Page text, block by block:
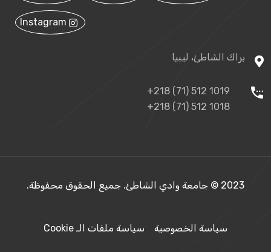
براك الشاطئ، ليبيا
+218 (71) 512 1019
+218 (71) 512 1018
2023 © جامعة وادي الشاطئ. جميع الحقوق محفوظة.
سياسة الخصوصية سياسة ملفات الـ Cookie